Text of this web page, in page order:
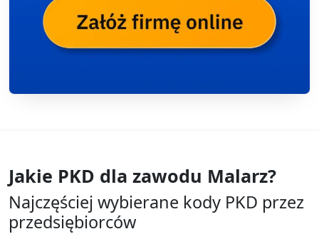
Jakie PKD dla zawodu Malarz?
Najczęściej wybierane kody PKD przez
przedsiębiorców